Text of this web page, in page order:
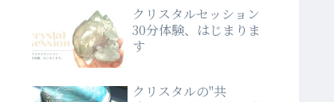
クリスタルセッション
30分体験、はじまりま
す
クリスタルの"共